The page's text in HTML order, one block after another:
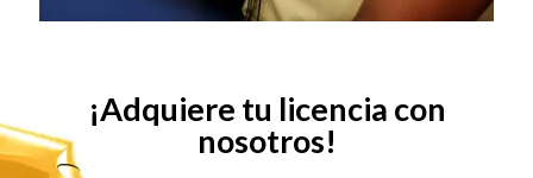
¡Adquiere tu licencia con
nosotros!